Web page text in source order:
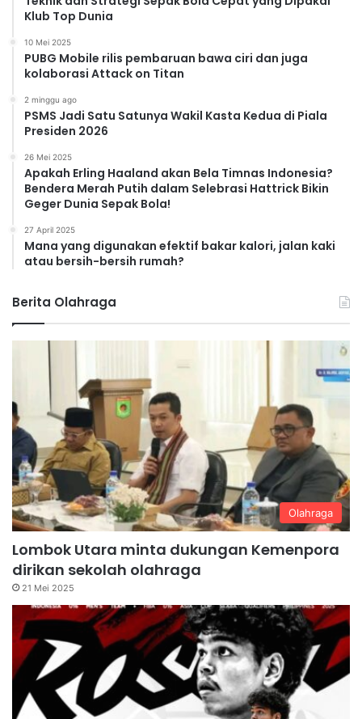
Klub Top Dunia
10 Mei 2025
PUBG Mobile rilis pembaruan bawa ciri dan juga
kolaborasi Attack on Titan
2 minggu ago
PSMS Jadi Satu Satunya Wakil Kasta Kedua di Piala
Presiden 2026
26 Mei 2025
Apakah Erling Haaland akan Bela Timnas Indonesia?
Bendera Merah Putih dalam Selebrasi Hattrick Bikin
Geger Dunia Sepak Bola!
27 April 2025
Mana yang digunakan efektif bakar kalori, jalan kaki
atau bersih-bersih rumah?
Berita Olahraga
Olahraga
Lombok Utara minta dukungan Kemenpora
dirikan sekolah olahraga
21 Mei 2025